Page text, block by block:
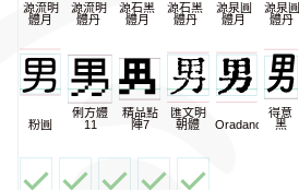
源流明
體月
源流明
體丹
源石黑
體月
源石黑
體丹
源泉圓
體月
源泉圓
體丹
粉圓
俐方體
11
精品點
陣7
匯文明
朝體
Oradano
得意
黑